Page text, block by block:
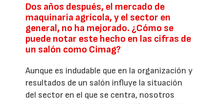
Dos años después, el mercado de
maquinaria agrícola, y el sector en
general, no ha mejorado. ¿Cómo se
puede notar este hecho en las cifras de
un salón como Cimag?
Aunque es indudable que en la organización y
resultados de un salón influye la situación
del sector en el que se centra, nosotros